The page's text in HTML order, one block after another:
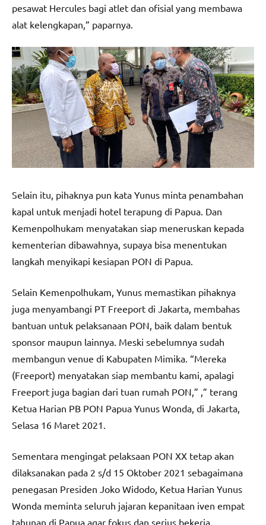
pesawat Hercules bagi atlet dan ofisial yang membawa
alat kelengkapan,” paparnya.
Selain itu, pihaknya pun kata Yunus minta penambahan
kapal untuk menjadi hotel terapung di Papua. Dan
Kemenpolhukam menyatakan siap meneruskan kepada
kementerian dibawahnya, supaya bisa menentukan
langkah menyikapi kesiapan PON di Papua.
Selain Kemenpolhukam, Yunus memastikan pihaknya
juga menyambangi PT Freeport di Jakarta, membahas
bantuan untuk pelaksanaan PON, baik dalam bentuk
sponsor maupun lainnya. Meski sebelumnya sudah
membangun venue di Kabupaten Mimika. “Mereka
(Freeport) menyatakan siap membantu kami, apalagi
Freeport juga bagian dari tuan rumah PON,” ,” terang
Ketua Harian PB PON Papua Yunus Wonda, di Jakarta,
Selasa 16 Maret 2021.
Sementara mengingat pelaksaan PON XX tetap akan
dilaksanakan pada 2 s/d 15 Oktober 2021 sebagaimana
penegasan Presiden Joko Widodo, Ketua Harian Yunus
Wonda meminta seluruh jajaran kepanitaan iven empat
tahunan di Papua agar fokus dan serius bekerja